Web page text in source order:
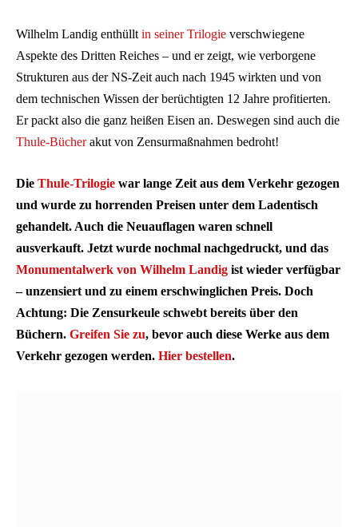
Wilhelm Landig enthüllt in seiner Trilogie verschwiegene
Aspekte des Dritten Reiches – und er zeigt, wie verborgene
Strukturen aus der NS-Zeit auch nach 1945 wirkten und von
dem technischen Wissen der berüchtigten 12 Jahre profitierten.
Er packt also die ganz heißen Eisen an. Deswegen sind auch die
Thule-Bücherakut von Zensurmaßnahmen bedroht!
Die Thule-Trilogie war lange Zeit aus dem Verkehr gezogen
und wurde zu horrenden Preisen unter dem Ladentisch
gehandelt. Auch die Neuauflagen waren schnell
ausverkauft. Jetzt wurde nochmal nachgedruckt, und das
Monumentalwerk von Wilhelm Landig ist wieder verfügbar
– unzensiert und zu einem erschwinglichen Preis. Doch
Achtung: Die Zensurkeule schwebt bereits über den
Büchern. Greifen Sie zu, bevor auch diese Werke aus dem
Verkehr gezogen werden. Hier bestellen.